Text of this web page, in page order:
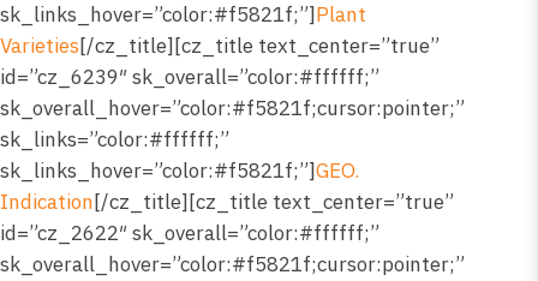
sk_links_hover=”color:#f5821f;”]Plant
Varieties[/cz_title][cz_title text_center=”true”
id=”cz_6239″ sk_overall=”color:#ffffff;”
sk_overall_hover=”color:#f5821f;cursor:pointer;”
sk_links=”color:#ffffff;”
sk_links_hover=”color:#f5821f;”]GEO.
Indication[/cz_title][cz_title text_center=”true”
id=”cz_2622″ sk_overall=”color:#ffffff;”
sk_overall_hover=”color:#f5821f;cursor:pointer;”